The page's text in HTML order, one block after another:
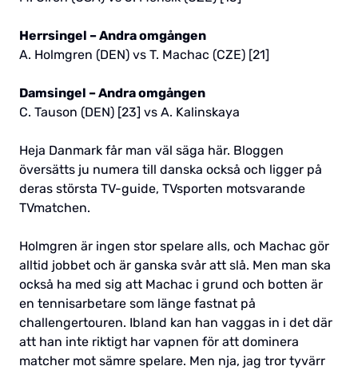
Herrsingel – Andra omgången
A. Holmgren (DEN) vs T. Machac (CZE) [21]
Damsingel – Andra omgången
C. Tauson (DEN) [23] vs A. Kalinskaya
Heja Danmark får man väl säga här. Bloggen
översätts ju numera till danska också och ligger på
deras största TV-guide, TVsporten motsvarande
TVmatchen.
Holmgren är ingen stor spelare alls, och Machac gör
alltid jobbet och är ganska svår att slå. Men man ska
också ha med sig att Machac i grund och botten är
en tennisarbetare som länge fastnat på
challengertouren. Ibland kan han vaggas in i det där
att han inte riktigt har vapnen för att dominera
matcher mot sämre spelare. Men nja, jag tror tyvärr